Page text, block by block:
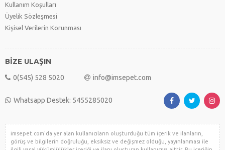
Kullanım Koşulları
Üyelik Sözleşmesi
Kişisel Verilerin Korunması
BİZE ULAŞIN
0(545) 528 5020 info@imsepet.com
Whatsapp Destek: 5455285020
imsepet.com'da yer alan kullanıcıların oluşturduğu tüm içerik ve ilanların,
görüş ve bilgilerin doğruluğu, eksiksiz ve değişmez olduğu, yayınlanması ile